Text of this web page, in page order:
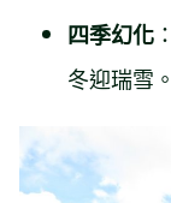
四季幻化
冬迎瑞雪。